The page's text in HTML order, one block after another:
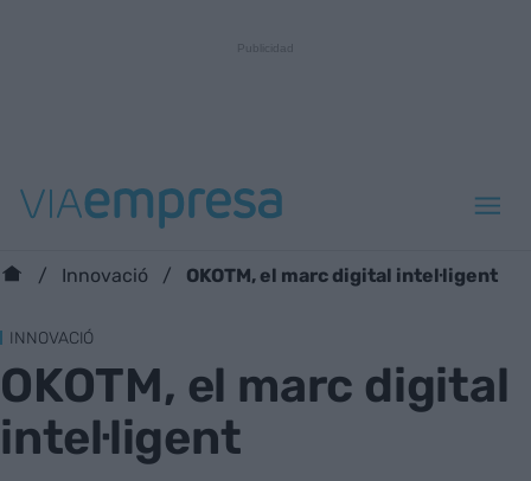
Innovació OKOTM, el marc digital intel·ligent
INNOVACIÓ
OKOTM, el marc digital
intel·ligent